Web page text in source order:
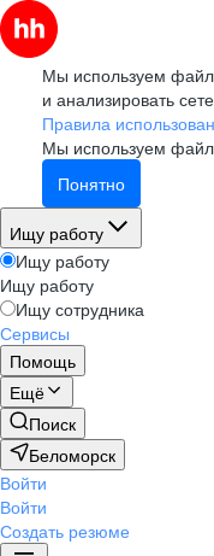
Мы используем
и анализировать
Правила
Мы используем
Понятно
Ищу работу
Ищу работу
Ищу работу
Ищу сотрудника
Сервисы
Помощь
Ещё
Поиск
Беломорск
Войти
Войти
Создать резюме